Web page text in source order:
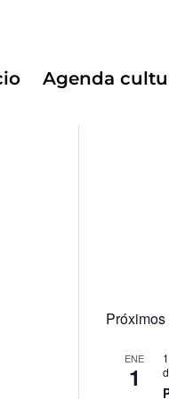
Agenda
ENE
1